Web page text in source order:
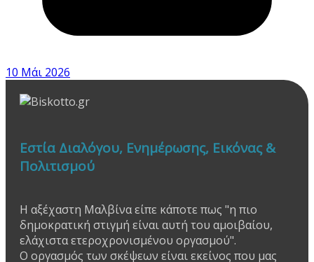
10 Μάι 2026
Εστία Διαλόγου, Ενημέρωσης, Εικόνας &
Πολιτισμού
Η αξέχαστη Μαλβίνα είπε κάποτε πως "η πιο
δημοκρατική στιγμή είναι αυτή του αμοιβαίου,
ελάχιστα ετεροχρονισμένου οργασμού".
Ο οργασμός των σκέψεων είναι εκείνος που μας